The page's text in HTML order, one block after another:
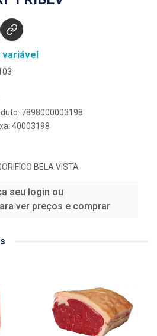
7898000003198
40003198
BELA VISTA
seu login ou
ver preços e comprar